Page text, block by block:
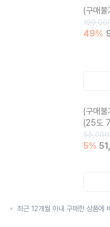
(구매불
49%
(구매불
(25도
55,000
5%
최근 12개월 이내 구매한 상품에